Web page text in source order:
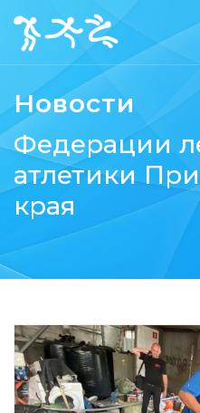
Новости
Федерации
атлетики
края